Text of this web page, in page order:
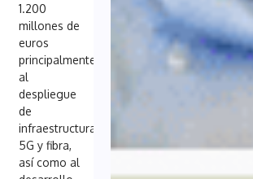
1.200
millones de
euros
principalmente
al
despliegue
de
infraestructuras
5G y fibra,
así como al